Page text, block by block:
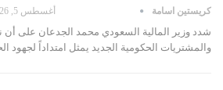
كريستين اسامة أغسطس 5, 2026
شدد وزير المالية السعودي محمد الجدعان على أن
والمشتريات الحكومية الجديد يمثل امتداداً لجهود